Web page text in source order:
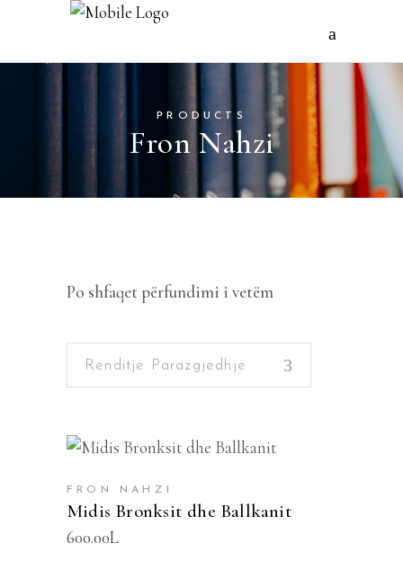
PRODUCTS
Fron Nahzi
Po shfaqet përfundimi i vetëm
Renditje Parazgjedhje
FRON NAHZI
Midis Bronksit dhe Ballkanit
600.00L